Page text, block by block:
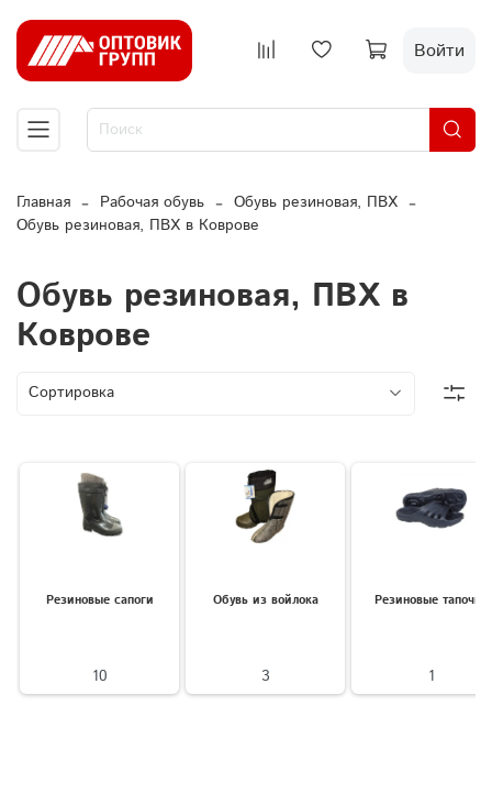
Войти
Главная Рабочая обувь
Обувь резиновая, ПВХ
Обувь резиновая, ПВХ в Коврове
Обувь резиновая, ПВХ в
Коврове
Резиновые сапоги
10
Обувь из войлока
3
Резиновые тапочки
1